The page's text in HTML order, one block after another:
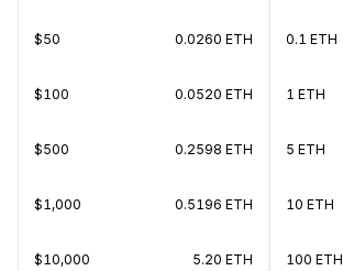
$50 0.0260 ETH
$100 0.0520 ETH
$500 0.2598 ETH
$1,000 0.5196 ETH
$10,000 5.20 ETH
0.1 ETH
1 ETH
5 ETH
10 ETH
100 ETH